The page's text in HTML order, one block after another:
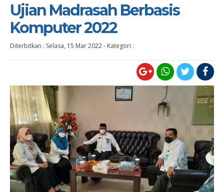
Ujian Madrasah Berbasis
Komputer 2022
Diterbitkan : Selasa, 15 Mar 2022- Kategori :